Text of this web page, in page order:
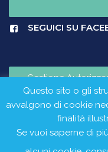
SEGUICI SU
Gestione
Lacus Piscine è un brand di
Francofonte (SR) -
Questo sito o gli
avvalgono di cookie
finalità
Se vuoi saperne di